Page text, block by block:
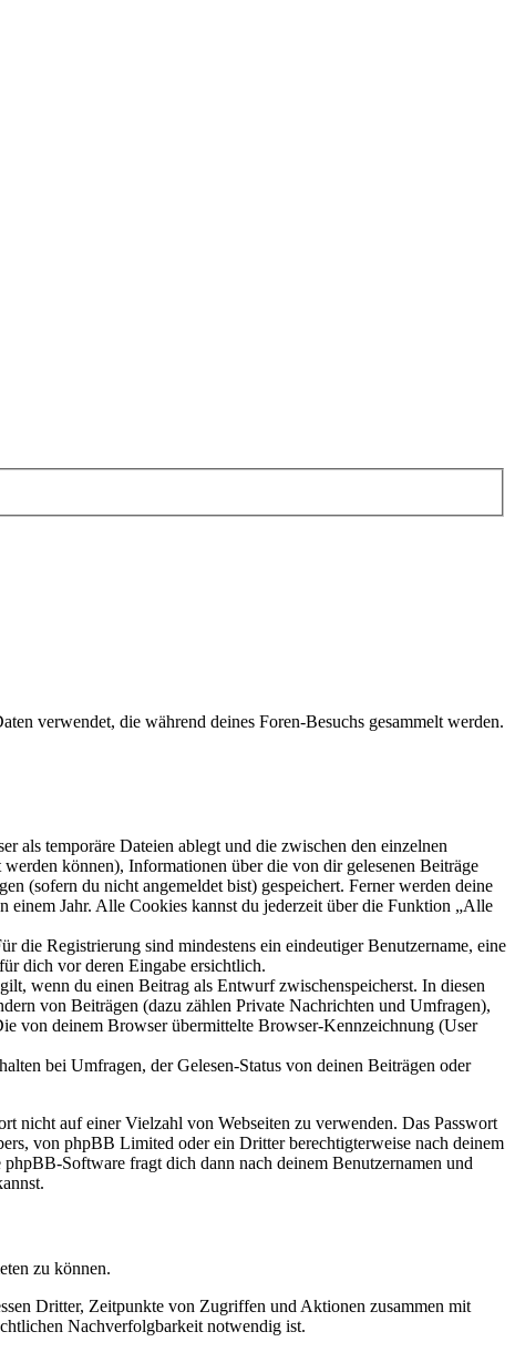
verwendet, die während deines Foren-Besuchs gesammelt werden.
als temporäre Dateien ablegt und die zwischen den einzelnen
können), Informationen über die von dir gelesenen Beiträge
(sofern du nicht angemeldet bist) gespeichert. Ferner werden deine
Jahr. Alle Cookies kannst du jederzeit über die Funktion „Alle
die Registrierung sind mindestens ein eindeutiger Benutzername, eine
dich vor deren Eingabe ersichtlich.
wenn du einen Beitrag als Entwurf zwischenspeicherst. In diesen
von Beiträgen (dazu zählen Private Nachrichten und Umfragen),
von deinem Browser übermittelte Browser-Kennzeichnung (User
bei Umfragen, der Gelesen-Status von deinen Beiträgen oder
nicht auf einer Vielzahl von Webseiten zu verwenden. Das Passwort
von phpBB Limited oder ein Dritter berechtigterweise nach deinem
Software fragt dich dann nach deinem Benutzernamen und
zu können.
Dritter, Zeitpunkte von Zugriffen und Aktionen zusammen mit
Nachverfolgbarkeit notwendig ist.